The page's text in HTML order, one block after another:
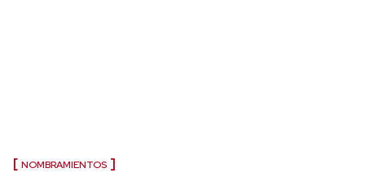
NOMBRAMIENTOS